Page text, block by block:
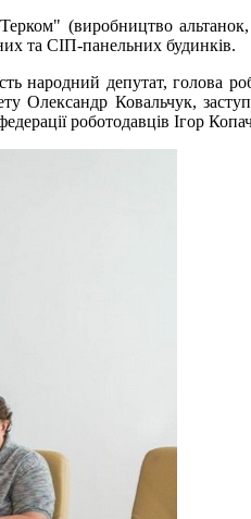
(виробництво
та СІП-панельних будинків.
народний депутат,
Олександр Ковальчук,
роботодавців Ігор